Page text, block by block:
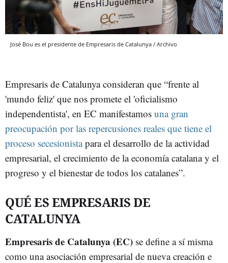
José Bou es el presidente de Empresaris de Catalunya / Archivo
Empresaris de Catalunya consideran que “frente al
'mundo feliz' que nos promete el 'oficialismo
independentista', en EC manifestamos una gran
preocupación por las repercusiones reales que tiene el
proceso secesionistapara el desarrollo de la actividad
empresarial, el crecimiento de la economía catalana y el
progreso y el bienestar de todos los catalanes”.
QUÉ ES EMPRESARIS DE
CATALUNYA
Empresaris de Catalunya (EC) se define a sí misma
como una asociación empresarial de nueva creación e